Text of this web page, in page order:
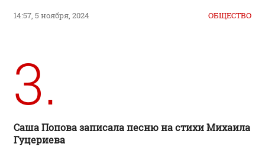
14:57, 5 ноября, 2024 ОБЩЕСТВО
3.
Саша Попова записала песню на стихи Михаила
Гуцериева